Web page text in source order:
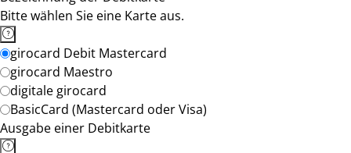
Bitte wählen Sie eine Karte aus.
girocard Debit Mastercard
girocard Maestro
digitale girocard
BasicCard (Mastercard oder Visa)
Ausgabe einer Debitkarte